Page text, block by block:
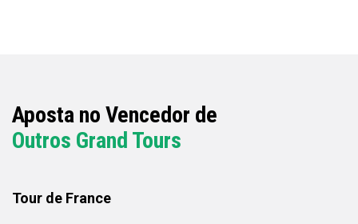
Aposta no Vencedor de
Outros Grand Tours
Tour de France